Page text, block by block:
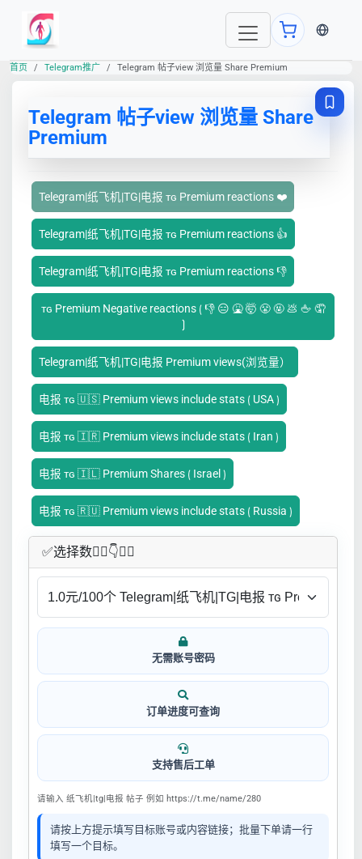
当前语
首页 Telegram推广 Telegram 帖子view 浏览量 Share Premium
Telegram 帖子view 浏览量 Share
Premium
Telegram|纸飞机|TG|电报 ᴛɢ Premium reactions ❤️
Telegram|纸飞机|TG|电报 ᴛɢ Premium reactions 👍
Telegram|纸飞机|TG|电报 ᴛɢ Premium reactions 👎
ᴛɢ Premium Negative reactions ⟮ 👎 😑 🤮 🤯 😤 🤬 💩 🖕 🤦
⟯
Telegram|纸飞机|TG|电报 Premium views(浏览量）
电报 ᴛɢ 🇺🇸 Premium views include stats ⟮ USA ⟯
电报 ᴛɢ 🇮🇷 Premium views include stats ⟮ Iran ⟯
电报 ᴛɢ 🇮🇱 Premium Shares ⟮ Israel ⟯
电报 ᴛɢ 🇷🇺 Premium views include stats ⟮ Russia ⟯
✅​选择数👇🏻​​👇👇🏻​​
无需账号密码
订单进度可查询
支持售后工单
请输入 纸飞机|tg|电报 帖子 例如 https://t.me/name/280
请按上方提示填写目标账号或内容链接；批量下单请一行
填写一个目标。